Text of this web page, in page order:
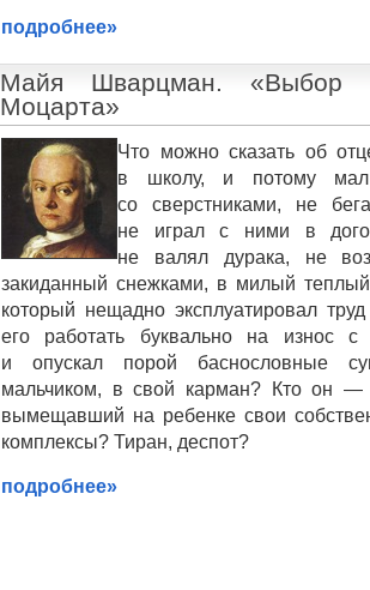
подробнее»
Майя Шварцман. «Выбор
Моцарта»
Что можно сказать об
в школу, и потому
со сверстниками, не
не играл с ними в
не валял дурака, не
закиданный снежками, в милый
который нещадно эксплуатировал
его работать буквально на износ с
и опускал порой баснословные
мальчиком, в свой карман? Кто он —
вымещавший на ребенке свои
комплексы? Тиран, деспот?
подробнее»